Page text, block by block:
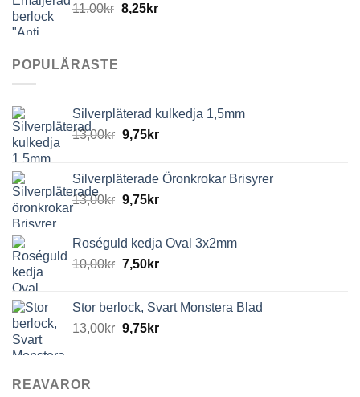
11,00kr 8,25kr
POPULÄRASTE
Silverpläterad kulkedja 1,5mm
13,00kr 9,75kr
Silverpläterade Öronkrokar Brisyrer
13,00kr 9,75kr
Roséguld kedja Oval 3x2mm
10,00kr 7,50kr
Stor berlock, Svart Monstera Blad
13,00kr 9,75kr
REAVAROR